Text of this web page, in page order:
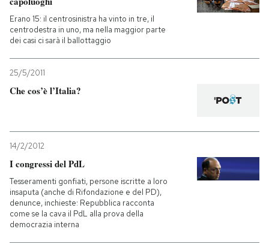
Erano 15: il centrosinistra ha vinto in tre, il
centrodestra in uno, ma nella maggior parte
dei casi ci sarà il ballottaggio
25/5/2011
Che cos’è l’Italia?
14/2/2012
I congressi del PdL
Tesseramenti gonfiati, persone iscritte a loro
insaputa (anche di Rifondazione e del PD),
denunce, inchieste: Repubblica racconta
come se la cava il PdL alla prova della
democrazia interna